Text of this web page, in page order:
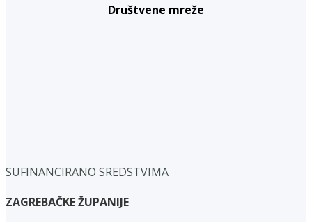
Društvene mreže
SUFINANCIRANO SREDSTVIMA
ZAGREBAČKE ŽUPANIJE